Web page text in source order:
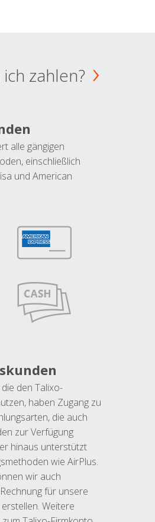
zahlen?
alle gängigen
einschließlich
und American
den Talixo-
haben Zugang zu
die auch
zur Verfügung
hinaus unterstützt
wie AirPlus.
wir auch
für unsere
Weitere